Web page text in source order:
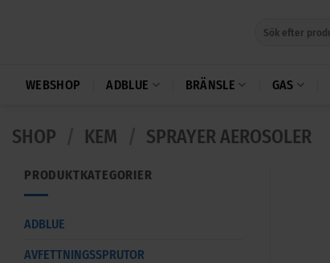
WEBSHOP ADBLUE BRÄNSLE GAS
SHOP KEM SPRAYER AEROSOLER
PRODUKTKATEGORIER
ADBLUE
AVFETTNINGSSPRUTOR